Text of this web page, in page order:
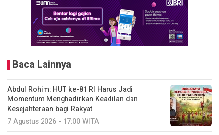
Baca Lainnya
Abdul Rohim: HUT ke-81 RI Harus Jadi
Momentum Menghadirkan Keadilan dan
Kesejahteraan bagi Rakyat
7 Agustus 2026 - 17:00 WITA